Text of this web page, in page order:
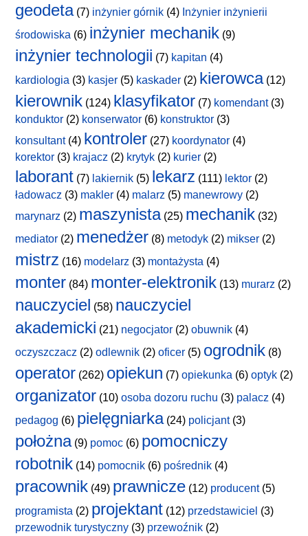
geodeta(7) inżynier górnik (4) Inżynier inżynierii
środowiska (6) inżynier mechanik (9)
inżynier technologii (7) kapitan (4)
kardiologia (3) kasjer (5) kaskader (2) kierowca(12)
kierownik (124) klasyfikator (7) komendant(3)
konduktor (2) konserwator (6) konstruktor (3)
konsultant(4) kontroler (27) koordynator (4)
korektor (3) krajacz (2) krytyk (2) kurier (2)
laborant (7) lakiernik (5) lekarz (111) lektor (2)
ładowacz (3) makler (4) malarz (5) manewrowy (2)
marynarz (2) maszynista(25) mechanik (32)
mediator (2) menedżer (8) metodyk (2) mikser (2)
mistrz (16) modelarz (3) montażysta (4)
monter (84) monter-elektronik (13) murarz (2)
nauczyciel (58) nauczyciel
akademicki (21) negocjator (2) obuwnik (4)
oczyszczacz (2) odlewnik (2) oficer (5) ogrodnik (8)
operator (262) opiekun (7) opiekunka (6) optyk (2)
organizator (10) osoba dozoru ruchu (3) palacz (4)
pedagog (6) pielęgniarka(24) policjant(3)
położna(9) pomoc (6) pomocniczy
robotnik (14) pomocnik (6) pośrednik (4)
pracownik (49) prawnicze (12) producent(5)
programista (2) projektant (12) przedstawiciel (3)
przewodnik turystyczny (3) przewoźnik (2)